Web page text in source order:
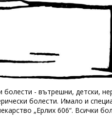
- вътрешни, детски,
болести. Имало и
„Ерлих 606“. Всички